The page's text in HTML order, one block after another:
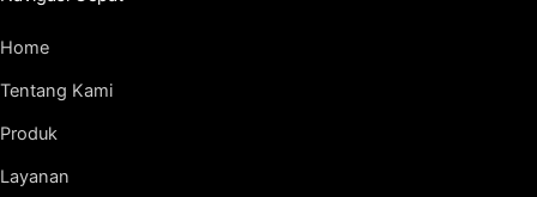
Home
Tentang Kami
Produk
Layanan